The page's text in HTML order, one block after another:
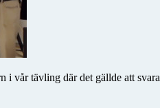
i vår tävling där det gällde att